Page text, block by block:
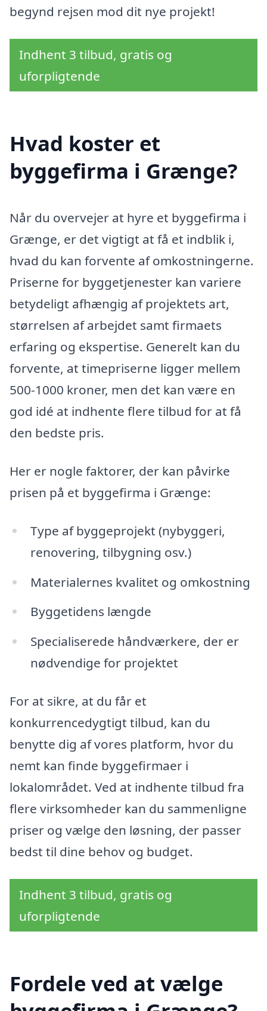
begynd rejsen mod dit nye projekt!
Indhent 3 tilbud, gratis og
uforpligtende
Hvad koster et
byggefirma i Grænge?
Når du overvejer at hyre et byggefirma i
Grænge, er det vigtigt at få et indblik i,
hvad du kan forvente af omkostningerne.
Priserne for byggetjenester kan variere
betydeligt afhængig af projektets art,
størrelsen af arbejdet samt firmaets
erfaring og ekspertise. Generelt kan du
forvente, at timepriserne ligger mellem
500-1000 kroner, men det kan være en
god idé at indhente flere tilbud for at få
den bedste pris.
Her er nogle faktorer, der kan påvirke
prisen på et byggefirma i Grænge:
Type af byggeprojekt (nybyggeri,
renovering, tilbygning osv.)
Materialernes kvalitet og omkostning
Byggetidens længde
Specialiserede håndværkere, der er
nødvendige for projektet
For at sikre, at du får et
konkurrencedygtigt tilbud, kan du
benytte dig af vores platform, hvor du
nemt kan finde byggefirmaer i
lokalområdet. Ved at indhente tilbud fra
flere virksomheder kan du sammenligne
priser og vælge den løsning, der passer
bedst til dine behov og budget.
Indhent 3 tilbud, gratis og
uforpligtende
Fordele ved at vælge